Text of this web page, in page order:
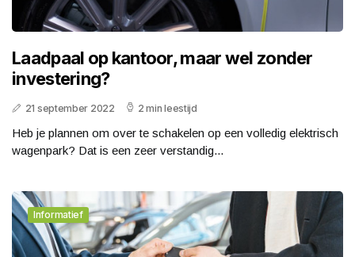
Laadpaal op kantoor, maar wel zonder
investering?
21 september 2022 2 min leestijd
Heb je plannen om over te schakelen op een volledig elektrisch
wagenpark? Dat is een zeer verstandig...
Informatief